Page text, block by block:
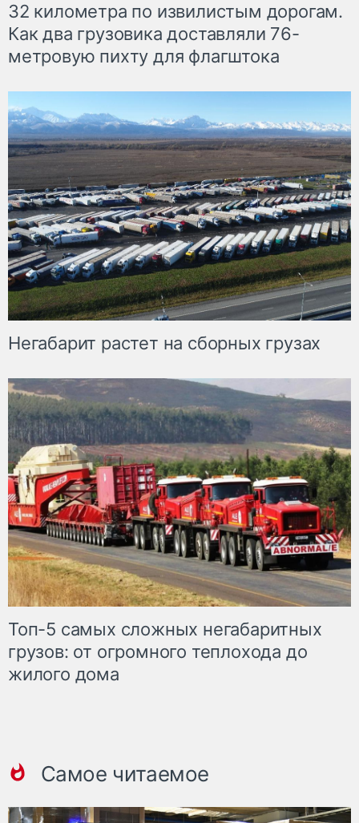
32 километра по извилистым дорогам.
Как два грузовика доставляли 76-
метровую пихту для флагштока
Негабарит растет на сборных грузах
Топ-5 самых сложных негабаритных
грузов: от огромного теплохода до
жилого дома
Самое читаемое